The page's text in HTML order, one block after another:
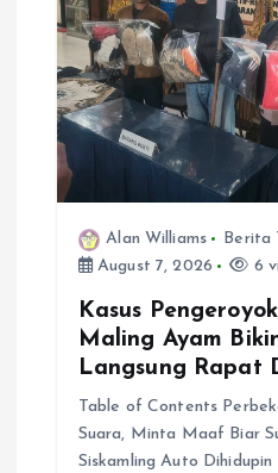
Alan Williams
Berita
August 7, 2026
6
Kasus
Maling Ayam
Langsung Rapat
Table of Contents
Suara, Minta Maaf Biar
Siskamling Auto